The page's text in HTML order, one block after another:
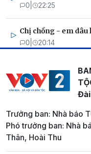
0 22:25
Chị chồng - em
0 20:14
Trưởng ban: Nhà báo
Phó trưởng ban: Nhà
Thân, Hoài Thu